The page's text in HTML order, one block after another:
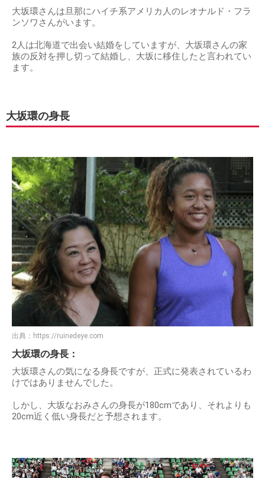
大坂環さんは旦那にハイチ系アメリカ人のレオナルド・フラ
ンソワさんがいます。
2人は北海道で出会い結婚をしていますが、大坂環さんの家
族の反対を押し切って結婚し、大坂に移住したと言われてい
ます。
大坂環の身長
出典： https://ruinedeye.com
大坂環の身長：
大坂環さんの気になる身長ですが、正式に発表されているわ
けではありませんでした。
しかし、大坂なおみさんの身長が180cmであり、それよりも
20cm近く低い身長だと予想されます。